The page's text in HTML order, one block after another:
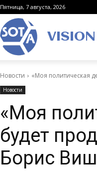
Пятница, 7 августа, 2026
VISION
Новости «Моя политическая
Новости
«Моя
будет
Борис